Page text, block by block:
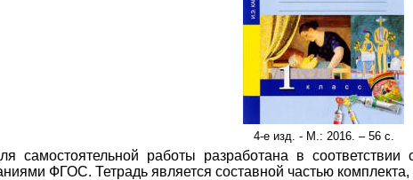
4-е изд. - М.: 2016. – 56 с.
самостоятельной работы разработана в
ФГОС. Тетрадь является составной частью